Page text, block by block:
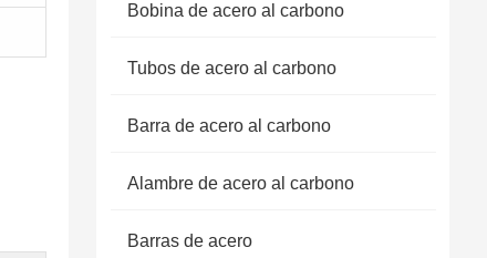
Bobina de acero al carbono
Tubos de acero al carbono
Barra de acero al carbono
Alambre de acero al carbono
Barras de acero